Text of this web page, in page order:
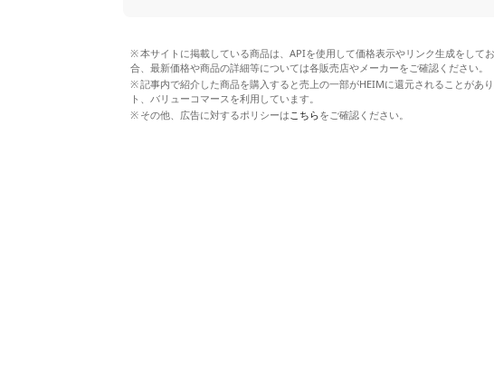
本サイトに掲載している商品は、APIを使用して価格表示やリンク生成をして
合、最新価格や商品の詳細等については各販売店やメーカーをご確認ください。
記事内で紹介した商品を購入すると売上の一部がHEIMに還元されることがあ
ト、バリューコマースを利用しています。
その他、広告に対するポリシーは こちらをご確認ください。